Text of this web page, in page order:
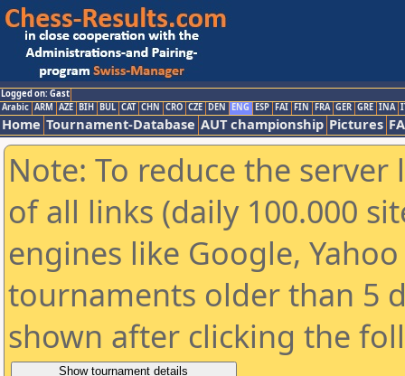
Logged on: Gast
Arabic ARM AZE BIH BUL CAT CHN CRO CZE DEN ENG ESP FAI FIN FRA GER GRE INA
Home Tournament-Database AUT championship Pictures
Note: To reduce the
of all links (daily 100.000
engines like Google,
tournaments older than 5
shown after clicking the